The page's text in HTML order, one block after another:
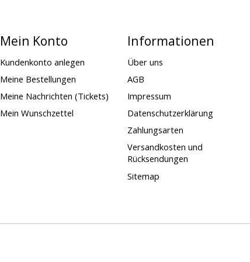
Mein Konto
Kundenkonto anlegen
Meine Bestellungen
Meine Nachrichten (Tickets)
Mein Wunschzettel
Informationen
Über uns
AGB
Impressum
Datenschutzerklärung
Zahlungsarten
Versandkosten und
Rücksendungen
Sitemap